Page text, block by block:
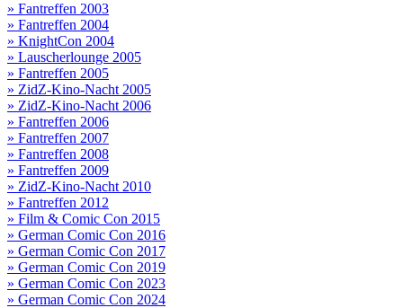
» Fantreffen 2003
» Fantreffen 2004
» KnightCon 2004
» Lauscherlounge 2005
» Fantreffen 2005
» ZidZ-Kino-Nacht 2005
» ZidZ-Kino-Nacht 2006
» Fantreffen 2006
» Fantreffen 2007
» Fantreffen 2008
» Fantreffen 2009
» ZidZ-Kino-Nacht 2010
» Fantreffen 2012
» Film & Comic Con 2015
» German Comic Con 2016
» German Comic Con 2017
» German Comic Con 2019
» German Comic Con 2023
» German Comic Con 2024